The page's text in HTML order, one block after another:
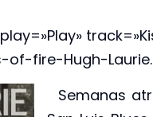
of-fire-Hugh-
Semanas